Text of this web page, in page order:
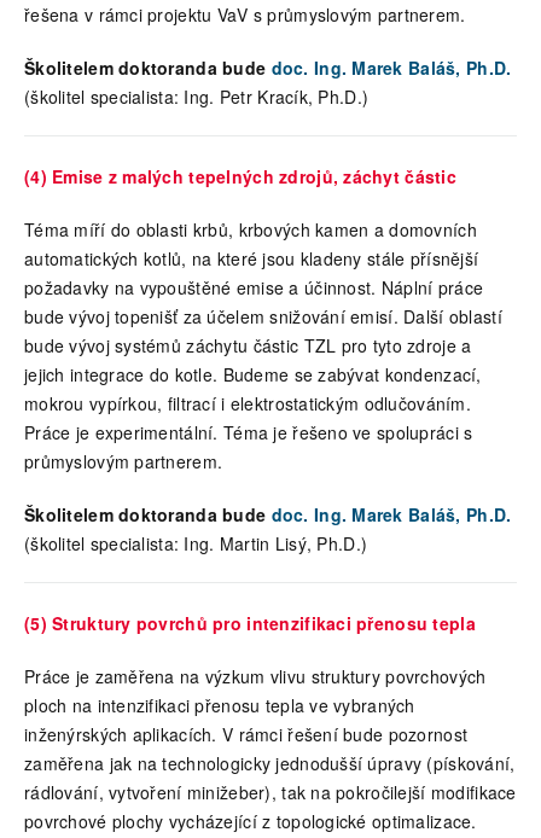
řešena v rámci projektu VaV s průmyslovým partnerem.
Školitelem doktoranda bude doc. Ing. Marek Baláš, Ph.D.
(školitel specialista: Ing. Petr Kracík, Ph.D.)
(4) Emise z malých tepelných zdrojů, záchyt částic
Téma míří do oblasti krbů, krbových kamen a domovních
automatických kotlů, na které jsou kladeny stále přísnější
požadavky na vypouštěné emise a účinnost. Náplní práce
bude vývoj topenišť za účelem snižování emisí. Další oblastí
bude vývoj systémů záchytu částic TZL pro tyto zdroje a
jejich integrace do kotle. Budeme se zabývat kondenzací,
mokrou vypírkou, filtrací i elektrostatickým odlučováním.
Práce je experimentální. Téma je řešeno ve spolupráci s
průmyslovým partnerem.
Školitelem doktoranda bude doc. Ing. Marek Baláš, Ph.D.
(školitel specialista: Ing. Martin Lisý, Ph.D.)
(5) Struktury povrchů pro intenzifikaci přenosu tepla
Práce je zaměřena na výzkum vlivu struktury povrchových
ploch na intenzifikaci přenosu tepla ve vybraných
inženýrských aplikacích. V rámci řešení bude pozornost
zaměřena jak na technologicky jednodušší úpravy (pískování,
rádlování, vytvoření minižeber), tak na pokročilejší modifikace
povrchové plochy vycházející z topologické optimalizace.